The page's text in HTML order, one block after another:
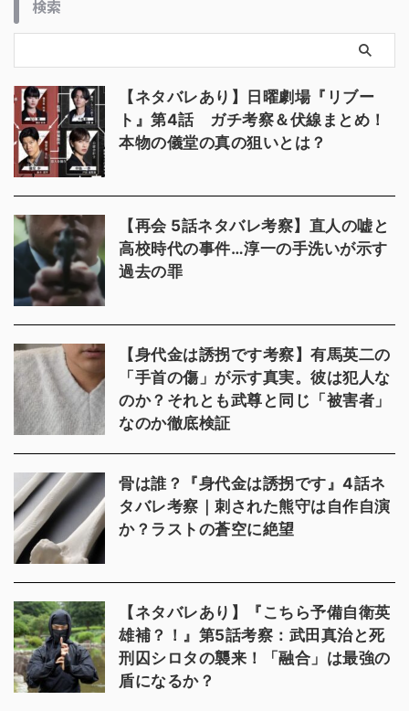
検索
【ネタバレあり】日曜劇場『リブー
ト』第4話 ガチ考察＆伏線まとめ！
本物の儀堂の真の狙いとは？
【再会 5話ネタバレ考察】直人の嘘と
高校時代の事件…淳一の手洗いが示す
過去の罪
【身代金は誘拐です考察】有馬英二の
「手首の傷」が示す真実。彼は犯人な
のか？それとも武尊と同じ「被害者」
なのか徹底検証
骨は誰？『身代金は誘拐です』4話ネ
タバレ考察｜刺された熊守は自作自演
か？ラストの蒼空に絶望
【ネタバレあり】『こちら予備自衛英
雄補？！』第5話考察：武田真治と死
刑囚シロタの襲来！「融合」は最強の
盾になるか？